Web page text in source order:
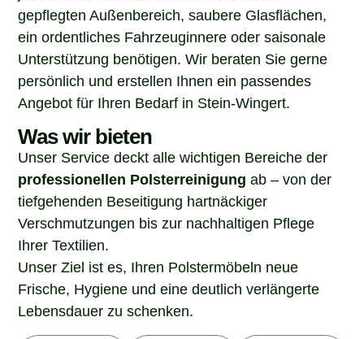
gepflegten Außenbereich, saubere Glasflächen,
ein ordentliches Fahrzeuginnere oder saisonale
Unterstützung benötigen. Wir beraten Sie gerne
persönlich und erstellen Ihnen ein passendes
Angebot für Ihren Bedarf in Stein-Wingert.
Was wir bieten
Unser Service deckt alle wichtigen Bereiche der
professionellen Polsterreinigung ab – von der
tiefgehenden Beseitigung hartnäckiger
Verschmutzungen bis zur nachhaltigen Pflege
Ihrer Textilien.
Unser Ziel ist es, Ihren Polstermöbeln neue
Frische, Hygiene und eine deutlich verlängerte
Lebensdauer zu schenken.